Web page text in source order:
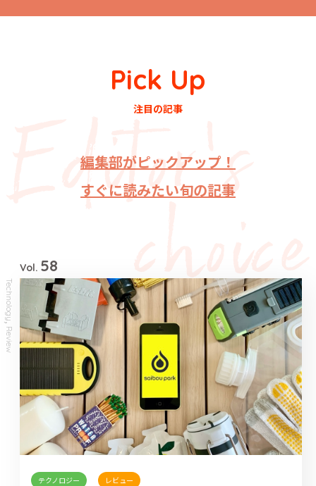
Pick Up
注目の記事
編集部がピックアップ！
すぐに読みたい旬の記事
Technology
,
Review
Vol. 58
テクノロジー レビュー